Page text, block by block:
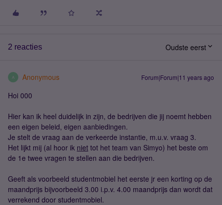
2 reacties Oudste eerst
A Anonymous Forum|Forum|11 years ago
Hoi 000
Hier kan ik heel duidelijk in zijn, de bedrijven die jij noemt hebben
een eigen beleid, eigen aanbiedingen.
Je stelt de vraag aan de verkeerde instantie, m.u.v. vraag 3.
Het lijkt mij (al hoor ik niet tot het team van Simyo) het beste om
de 1e twee vragen te stellen aan die bedrijven.
Geeft als voorbeeld studentmobiel het eerste jr een korting op de
maandprijs bijvoorbeeld 3.00 i.p.v. 4.00 maandprijs dan wordt dat
verrekend door studentmobiel.